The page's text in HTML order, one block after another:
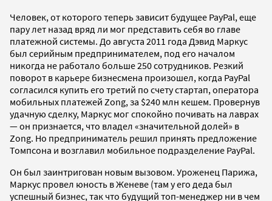
Человек, от которого теперь зависит будущее PayPal, еще
пару лет назад вряд ли мог представить себя во главе
платежной системы. До августа 2011 года Дэвид Маркус
был серийным предпринимателем, под его началом
никогда не работало больше 250 сотрудников. Резкий
поворот в карьере бизнесмена произошел, когда PayPal
согласился купить его третий по счету стартап, оператора
мобильных платежей Zong, за $240 млн кешем. Провернув
удачную сделку, Маркус мог спокойно почивать на лаврах
— он признается, что владел «значительной долей» в
Zong. Но предприниматель решил принять предложение
Томпсона и возглавил мобильное подразделение PayPal.
Он был заинтригован новым вызовом. Уроженец Парижа,
Маркус провел юность в Женеве (там у его деда был
успешный бизнес, так что будущий топ-менеджер ни в чем